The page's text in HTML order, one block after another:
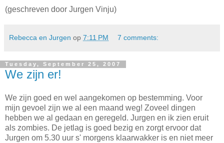
(geschreven door Jurgen Vinju)
Rebecca en Jurgen op 7:11 PM 7 comments:
Tuesday, September 25, 2007
We zijn er!
We zijn goed en wel aangekomen op bestemming. Voor
mijn gevoel zijn we al een maand weg! Zoveel dingen
hebben we al gedaan en geregeld. Jurgen en ik zien eruit
als zombies. De jetlag is goed bezig en zorgt ervoor dat
Jurgen om 5.30 uur s' morgens klaarwakker is en niet meer